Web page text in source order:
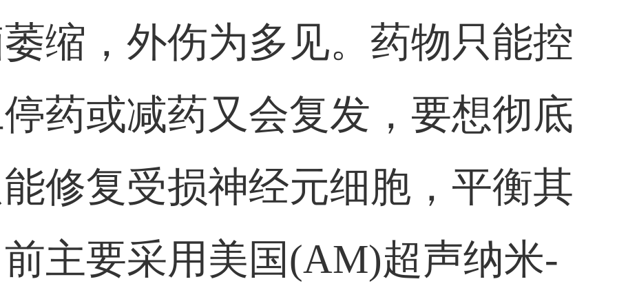
缩，外伤为多见。药物只能控
药或减药又会复发，要想彻底
修复受损神经元细胞，平衡其
主要采用美国(AM)超声纳米-